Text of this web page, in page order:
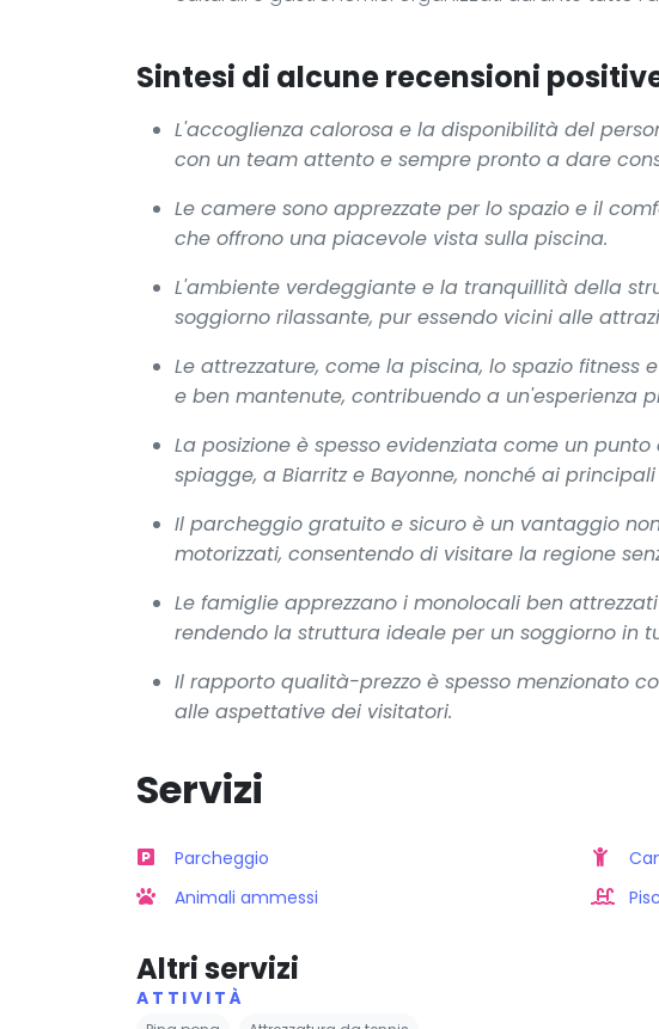
Sintesi di alcune recensioni
L'accoglienza calorosa e la disponibilità del
con un team attento e sempre pronto a dare
Le camere sono apprezzate per lo spazio e il
che offrono una piacevole vista sulla piscina.
L'ambiente verdeggiante e la tranquillità della
soggiorno rilassante, pur essendo vicini alle
Le attrezzature, come la piscina, lo spazio fitness
e ben mantenute, contribuendo a un'esperienza
La posizione è spesso evidenziata come un
spiagge, a Biarritz e Bayonne, nonché ai
Il parcheggio gratuito e sicuro è un vantaggio
motorizzati, consentendo di visitare la regione
Le famiglie apprezzano i monolocali ben
rendendo la struttura ideale per un soggiorno in
Il rapporto qualità-prezzo è spesso menzionato
alle aspettative dei visitatori.
Servizi
Parcheggio
Animali ammessi
Altri servizi
ATTIVITÀ